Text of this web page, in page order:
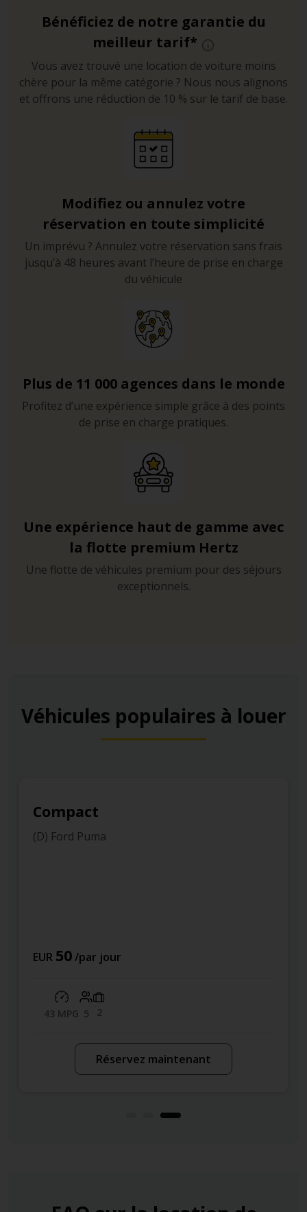
Bénéficiez de notre garantie du
meilleur tarif*
Vous avez trouvé une location de voiture moins
chère pour la même catégorie ? Nous nous alignons
et offrons une réduction de 10 % sur le tarif de base.
Modifiez ou annulez votre
réservation en toute simplicité
Un imprévu ? Annulez votre réservation sans frais
jusqu’à 48 heures avant l’heure de prise en charge
du véhicule
Plus de 11 000 agences dans le monde
Profitez d’une expérience simple grâce à des points
de prise en charge pratiques.
Une expérience haut de gamme avec
la flotte premium Hertz
Une flotte de véhicules premium pour des séjours
exceptionnels.
Véhicules populaires à louer
Compact
(D) Ford Puma
EUR 50/par jour
43 MPG 5 2
Réservez maintenant